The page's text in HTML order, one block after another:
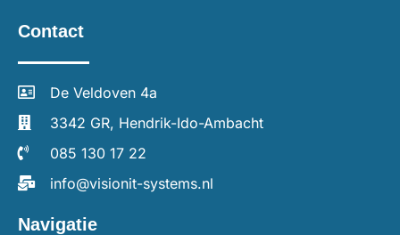
Contact
De Veldoven 4a
3342 GR, Hendrik-Ido-Ambacht
085 130 17 22
info@visionit-systems.nl
Navigatie